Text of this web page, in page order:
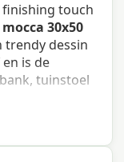
finishing touch
30x50
trendy dessin
is de
tuinstoel